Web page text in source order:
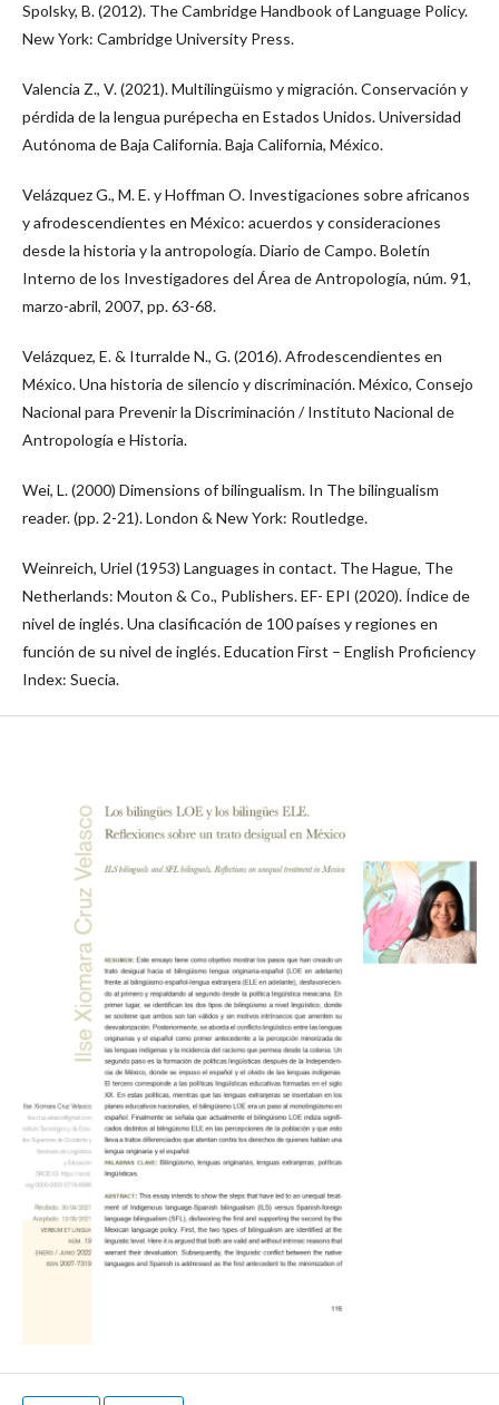
Spolsky, B. (2012). The Cambridge Handbook of Language Policy.
New York: Cambridge University Press.
Valencia Z., V. (2021). Multilingüismo y migración. Conservación y
pérdida de la lengua purépecha en Estados Unidos. Universidad
Autónoma de Baja California. Baja California, México.
Velázquez G., M. E. y Hoffman O. Investigaciones sobre africanos
y afrodescendientes en México: acuerdos y consideraciones
desde la historia y la antropología. Diario de Campo. Boletín
Interno de los Investigadores del Área de Antropología, núm. 91,
marzo-abril, 2007, pp. 63-68.
Velázquez, E. & Iturralde N., G. (2016). Afrodescendientes en
México. Una historia de silencio y discriminación. México, Consejo
Nacional para Prevenir la Discriminación / Instituto Nacional de
Antropología e Historia.
Wei, L. (2000) Dimensions of bilingualism. In The bilingualism
reader. (pp. 2-21). London & New York: Routledge.
Weinreich, Uriel (1953) Languages in contact. The Hague, The
Netherlands: Mouton & Co., Publishers. EF- EPI (2020). Índice de
nivel de inglés. Una clasificación de 100 países y regiones en
función de su nivel de inglés. Education First – English Proficiency
Index: Suecia.